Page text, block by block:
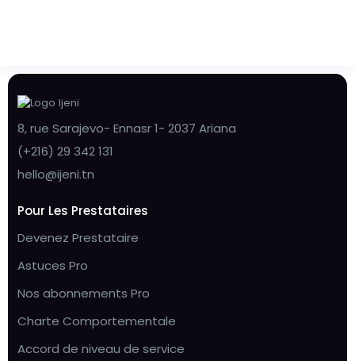
8, rue Sarajevo- Ennasr 1- 2037 Ariana
(+216) 29 342 131
hello@ijeni.tn
Pour Les Prestataires
Devenez Prestataire
Astuces Pro
Nos abonnements Pro
Charte Comportementale
Accord de niveau de service